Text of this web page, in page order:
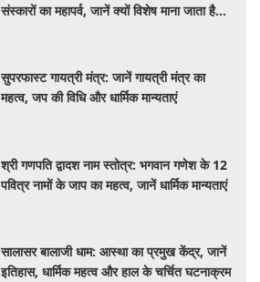
संस्कारों का महापर्व, जानें क्यों विशेष माना जाता है
सुपरफास्ट गायत्री मंत्र: जानें गायत्री मंत्र का
महत्व, जप की विधि और धार्मिक मान्यताएं
श्री गणपति द्वादश नाम स्तोत्र: भगवान गणेश के 12
पवित्र नामों के जाप का महत्व, जानें धार्मिक मान्यताएं
सालासर बालाजी धाम: आस्था का प्रमुख केंद्र, जानें
इतिहास, धार्मिक महत्व और हाल के चर्चित घटनाक्रम